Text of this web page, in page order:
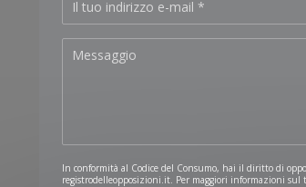
In conformità al Codice del Consumo, hai il diritto di
registrodelleopposizioni.it. Per maggiori informazioni